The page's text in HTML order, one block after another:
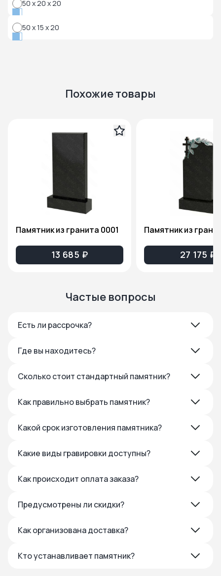
50 x 20 x 20
50 x 15 x 20
Похожие товары
Памятник из гранита 0001
13 685 ₽ 27 175 ₽
Частые вопросы
Есть ли рассрочка?
Где вы находитесь?
Сколько стоит стандартный памятник?
Как правильно выбрать памятник?
Какой срок изготовления памятника?
Какие виды гравировки доступны?
Как происходит оплата заказа?
Предусмотрены ли скидки?
Как организована доставка?
Кто устанавливает памятник?